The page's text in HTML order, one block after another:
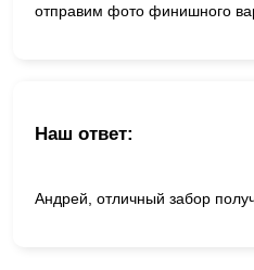
отправим фото финишного
Наш ответ:
Андрей, отличный забор